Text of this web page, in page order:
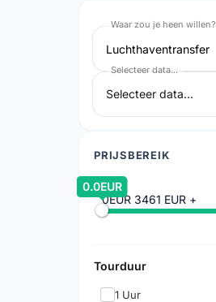
Waar zou je heen willen?
Luchthaventransfer
Selecteer data...
PRIJSBEREIK
0EUR 3461 EUR +
0.0EUR
Tourduur
1 Uur